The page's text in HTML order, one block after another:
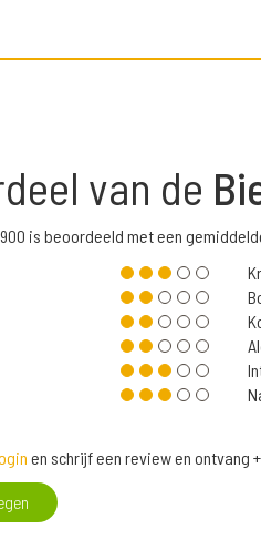
van de
is beoordeeld met een
en schrijf een review en ontvang